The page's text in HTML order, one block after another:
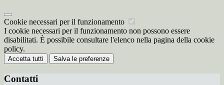
Cookie necessari per il funzionamento
I cookie necessari per il funzionamento non possono essere
disabilitati. È possibile consultare l'elenco nella pagina della cookie
policy.
Accetta tutti Salva le preferenze
Contatti